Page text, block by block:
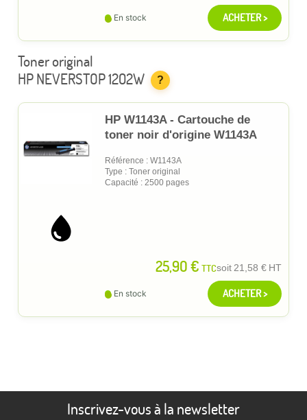
En stock ACHETER >
Toner original
HP NEVERSTOP 1202W
?
HP W1143A - Cartouche de
toner noir d'origine W1143A
Référence : W1143A
Type : Toner original
Capacité : 2500 pages
25,90 € TTCsoit21,58 € HT
En stock ACHETER >
Inscrivez-vous à la newsletter